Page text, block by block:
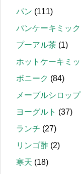
パン (111)
パンケーキミッ
プーアル茶 (1)
ホットケーキミ
ボニーク (84)
メープルシロップ
ヨーグルト (37)
ランチ (27)
リンゴ酢 (2)
寒天 (18)